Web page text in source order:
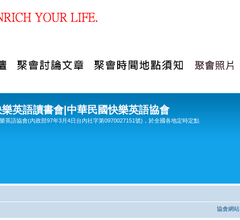
英語讀書會|中華民國快樂英語協會
英語協會(內政部97年3月4日台內社字第0970027151號)，於全國各地定時定點
協會網站